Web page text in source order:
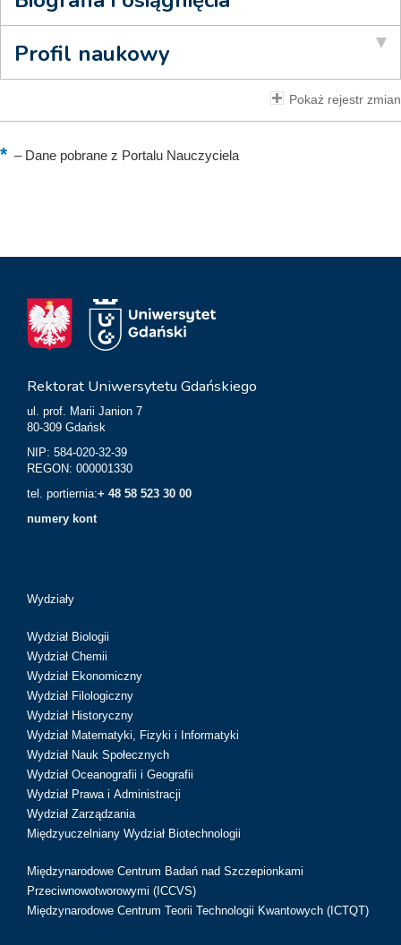
Profil naukowy
Pokaż rejestr zmian
–Dane pobrane z Portalu Nauczyciela
Rektorat Uniwersytetu Gdańskiego
ul. prof. Marii Janion 7
80-309 Gdańsk
NIP: 584-020-32-39
REGON: 000001330
tel. portiernia:+ 48 58 523 30 00
numery kont
Wydziały
Wydział Biologii
Wydział Chemii
Wydział Ekonomiczny
Wydział Filologiczny
Wydział Historyczny
Wydział Matematyki, Fizyki i Informatyki
Wydział Nauk Społecznych
Wydział Oceanografii i Geografii
Wydział Prawa i Administracji
Wydział Zarządzania
Międzyuczelniany Wydział Biotechnologii
Międzynarodowe Centrum Badań nad Szczepionkami
Przeciwnowotworowymi (ICCVS)
Międzynarodowe Centrum Teorii Technologii Kwantowych (ICTQT)